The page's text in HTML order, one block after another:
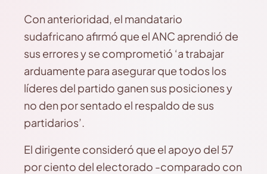
Con anterioridad, el mandatario
sudafricano afirmó que el ANC aprendió de
sus errores y se comprometió ‘a trabajar
arduamente para asegurar que todos los
líderes del partido ganen sus posiciones y
no den por sentado el respaldo de sus
partidarios’.
El dirigente consideró que el apoyo del 57
por ciento del electorado -comparado con